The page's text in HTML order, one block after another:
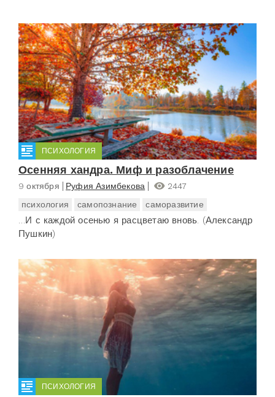
ПСИХОЛОГИЯ
Осенняя хандра. Миф и разоблачение
9 октября Руфия Азимбекова
2447
психология
самопознание саморазвитие
…И с каждой осенью я расцветаю вновь. (Александр
Пушкин)
ПСИХОЛОГИЯ